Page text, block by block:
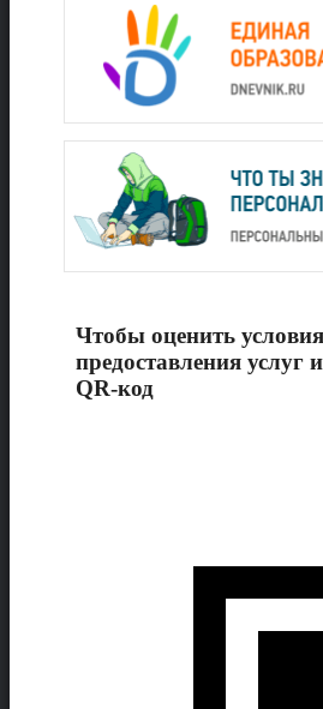
Чтобы оценить условия
предоставления услуг
QR-код